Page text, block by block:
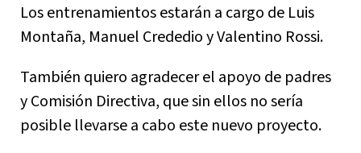
Los entrenamientos estarán a cargo de Luis
Montaña, Manuel Crededio y Valentino Rossi.
También quiero agradecer el apoyo de padres
y Comisión Directiva, que sin ellos no sería
posible llevarse a cabo este nuevo proyecto.